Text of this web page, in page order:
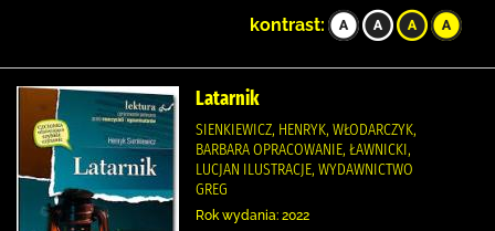
kontrast:
Latarnik
SIENKIEWICZ, HENRYK, WŁODARCZYK,
BARBARA OPRACOWANIE, ŁAWNICKI,
LUCJAN ILUSTRACJE, WYDAWNICTWO
GREG
Rok wydania: 2022